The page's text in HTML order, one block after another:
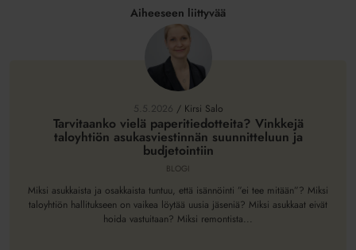
Aiheeseen liittyvää
budjetointiin
5.5.2026 / Kirsi Salo
Tarvitaanko vielä paperitiedotteita? Vinkkejä
taloyhtiön asukasviestinnän suunnitteluun ja
budjetointiin
BLOGI
Miksi asukkaista ja osakkaista tuntuu, että isännöinti ”ei tee mitään”? Miksi
taloyhtiön hallitukseen on vaikea löytää uusia jäseniä? Miksi asukkaat eivät
hoida vastuitaan? Miksi remontista...